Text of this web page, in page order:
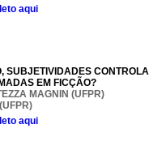
aqui
SUBJETIVIDADES
EM FICÇÃO?
MAGNIN (UFPR)
aqui